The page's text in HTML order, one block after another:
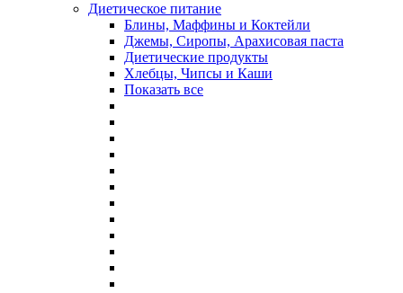
Диетическое питание
Блины, Маффины и Коктейли
Джемы, Сиропы, Арахисовая паста
Диетические продукты
Хлебцы, Чипсы и Каши
Показать все